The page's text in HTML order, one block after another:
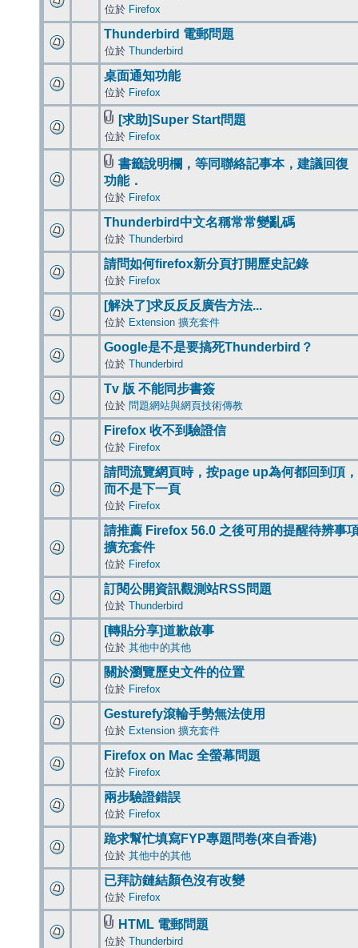
位於 Firefox
Thunderbird 電郵問題
位於 Thunderbird
桌面通知功能
位於 Firefox
[求助]Super Start問題
位於 Firefox
書籤說明欄，等同聯絡記事本，建議回復
功能．
位於 Firefox
Thunderbird中文名稱常常變亂碼
位於 Thunderbird
請問如何firefox新分頁打開歷史記錄
位於 Firefox
[解決了]求反反反廣告方法...
位於 Extension 擴充套件
Google是不是要搞死Thunderbird？
位於 Thunderbird
Tv 版 不能同步書簽
位於 問題網站與網頁技術傳教
Firefox 收不到驗證信
位於 Firefox
請問流覽網頁時，按page up為何都回到頂，
而不是下一頁
位於 Firefox
請推薦 Firefox 56.0 之後可用的提醒待辨事
擴充套件
位於 Firefox
訂閱公開資訊觀測站RSS問題
位於 Thunderbird
[轉貼分享]道歉啟事
位於 其他中的其他
關於瀏覽歷史文件的位置
位於 Firefox
Gesturefy滾輪手勢無法使用
位於 Extension 擴充套件
Firefox on Mac 全螢幕問題
位於 Firefox
兩步驗證錯誤
位於 Firefox
跪求幫忙填寫FYP專題問卷(來自香港)
位於 其他中的其他
已拜訪鏈結顏色沒有改變
位於 Firefox
HTML 電郵問題
位於 Thunderbird